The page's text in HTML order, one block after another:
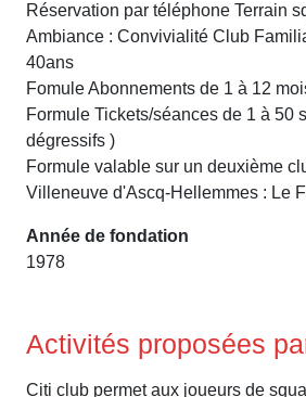
Réservation par téléphone Terrain
Ambiance : Convivialité Club
40ans
Fomule Abonnements de 1 à 12
Formule Tickets/séances de 1 à 50
dégressifs )
Formule valable sur un deuxième
Villeneuve d'Ascq-Hellemmes : Le
Année de fondation
1978
Activités proposées
Citi club permet aux joueurs de